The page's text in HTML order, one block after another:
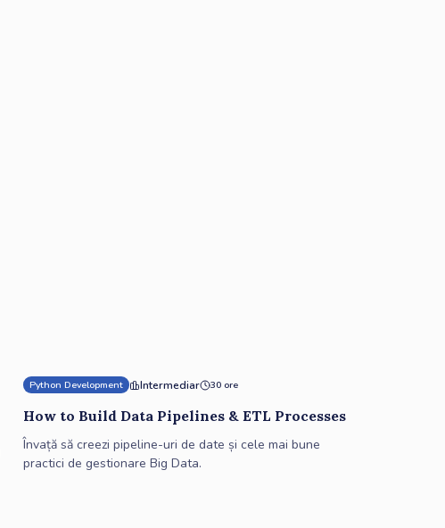
Python Development Intermediar 30 ore
How to Build Data Pipelines & ETL Processes
Învață să creezi pipeline-uri de date și cele mai bune
practici de gestionare Big Data.